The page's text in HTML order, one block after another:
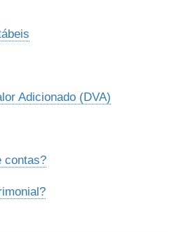
que procuro
Adicionado (DVA)
contas?